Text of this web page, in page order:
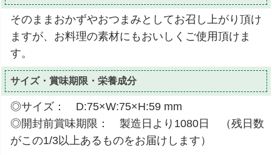
そのままおかずやおつまみとしてお召し上がり頂け
ますが、お料理の素材にもおいしくご使用頂けま
す。
サイズ・賞味期限・栄養成分
◎サイズ： D:75×W:75×H:59 mm
◎開封前賞味期限： 製造日より1080日 （残日数
がこの1/3以上あるものをお届けします）